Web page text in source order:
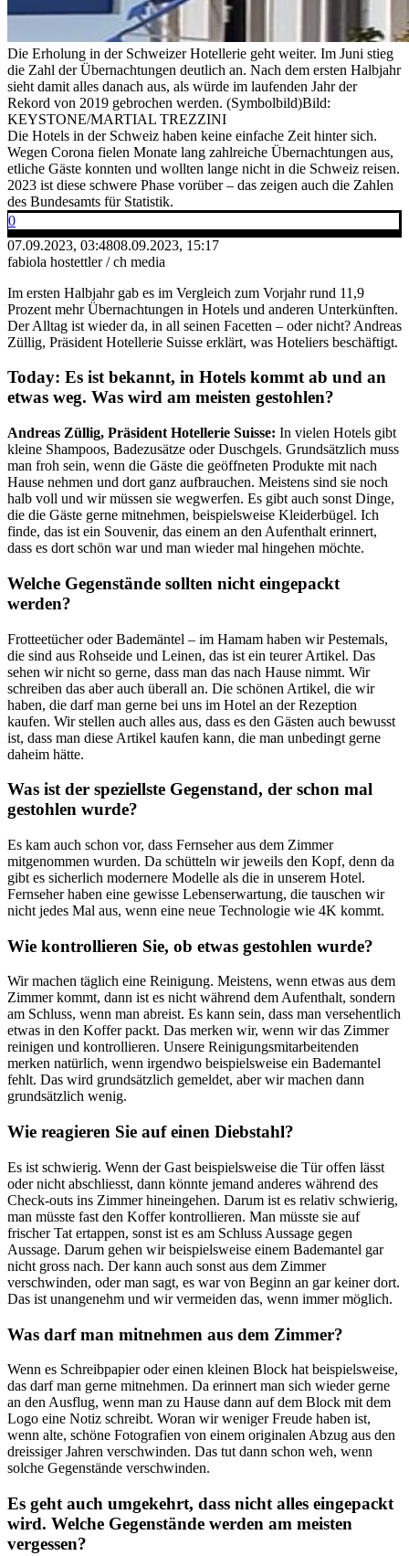
Die Erholung in der Schweizer Hotellerie geht weiter. Im Juni stieg
die Zahl der Übernachtungen deutlich an. Nach dem ersten Halbjahr
sieht damit alles danach aus, als würde im laufenden Jahr der
Rekord von 2019 gebrochen werden. (Symbolbild)Bild:
KEYSTONE/MARTIAL TREZZINI
Die Hotels in der Schweiz haben keine einfache Zeit hinter sich.
Wegen Corona fielen Monate lang zahlreiche Übernachtungen aus,
etliche Gäste konnten und wollten lange nicht in die Schweiz reisen.
2023 ist diese schwere Phase vorüber – das zeigen auch die Zahlen
des Bundesamts für Statistik.
0
07.09.2023, 03:4808.09.2023, 15:17
fabiola hostettler / ch media
Im ersten Halbjahr gab es im Vergleich zum Vorjahr rund 11,9
Prozent mehr Übernachtungen in Hotels und anderen Unterkünften.
Der Alltag ist wieder da, in all seinen Facetten – oder nicht? Andreas
Züllig, Präsident Hotellerie Suisse erklärt, was Hoteliers beschäftigt.
Today: Es ist bekannt, in Hotels kommt ab und an
etwas weg. Was wird am meisten gestohlen?
Andreas Züllig, Präsident Hotellerie Suisse: In vielen Hotels gibt
kleine Shampoos, Badezusätze oder Duschgels. Grundsätzlich muss
man froh sein, wenn die Gäste die geöffneten Produkte mit nach
Hause nehmen und dort ganz aufbrauchen. Meistens sind sie noch
halb voll und wir müssen sie wegwerfen. Es gibt auch sonst Dinge,
die die Gäste gerne mitnehmen, beispielsweise Kleiderbügel. Ich
finde, das ist ein Souvenir, das einem an den Aufenthalt erinnert,
dass es dort schön war und man wieder mal hingehen möchte.
Welche Gegenstände sollten nicht eingepackt
werden?
Frotteetücher oder Bademäntel – im Hamam haben wir Pestemals,
die sind aus Rohseide und Leinen, das ist ein teurer Artikel. Das
sehen wir nicht so gerne, dass man das nach Hause nimmt. Wir
schreiben das aber auch überall an. Die schönen Artikel, die wir
haben, die darf man gerne bei uns im Hotel an der Rezeption
kaufen. Wir stellen auch alles aus, dass es den Gästen auch bewusst
ist, dass man diese Artikel kaufen kann, die man unbedingt gerne
daheim hätte.
Was ist der speziellste Gegenstand, der schon mal
gestohlen wurde?
Es kam auch schon vor, dass Fernseher aus dem Zimmer
mitgenommen wurden. Da schütteln wir jeweils den Kopf, denn da
gibt es sicherlich modernere Modelle als die in unserem Hotel.
Fernseher haben eine gewisse Lebenserwartung, die tauschen wir
nicht jedes Mal aus, wenn eine neue Technologie wie 4K kommt.
Wie kontrollieren Sie, ob etwas gestohlen wurde?
Wir machen täglich eine Reinigung. Meistens, wenn etwas aus dem
Zimmer kommt, dann ist es nicht während dem Aufenthalt, sondern
am Schluss, wenn man abreist. Es kann sein, dass man versehentlich
etwas in den Koffer packt. Das merken wir, wenn wir das Zimmer
reinigen und kontrollieren. Unsere Reinigungsmitarbeitenden
merken natürlich, wenn irgendwo beispielsweise ein Bademantel
fehlt. Das wird grundsätzlich gemeldet, aber wir machen dann
grundsätzlich wenig.
Wie reagieren Sie auf einen Diebstahl?
Es ist schwierig. Wenn der Gast beispielsweise die Tür offen lässt
oder nicht abschliesst, dann könnte jemand anderes während des
Check-outs ins Zimmer hineingehen. Darum ist es relativ schwierig,
man müsste fast den Koffer kontrollieren. Man müsste sie auf
frischer Tat ertappen, sonst ist es am Schluss Aussage gegen
Aussage. Darum gehen wir beispielsweise einem Bademantel gar
nicht gross nach. Der kann auch sonst aus dem Zimmer
verschwinden, oder man sagt, es war von Beginn an gar keiner dort.
Das ist unangenehm und wir vermeiden das, wenn immer möglich.
Was darf man mitnehmen aus dem Zimmer?
Wenn es Schreibpapier oder einen kleinen Block hat beispielsweise,
das darf man gerne mitnehmen. Da erinnert man sich wieder gerne
an den Ausflug, wenn man zu Hause dann auf dem Block mit dem
Logo eine Notiz schreibt. Woran wir weniger Freude haben ist,
wenn alte, schöne Fotografien von einem originalen Abzug aus den
dreissiger Jahren verschwinden. Das tut dann schon weh, wenn
solche Gegenstände verschwinden.
Es geht auch umgekehrt, dass nicht alles eingepackt
wird. Welche Gegenstände werden am meisten
vergessen?